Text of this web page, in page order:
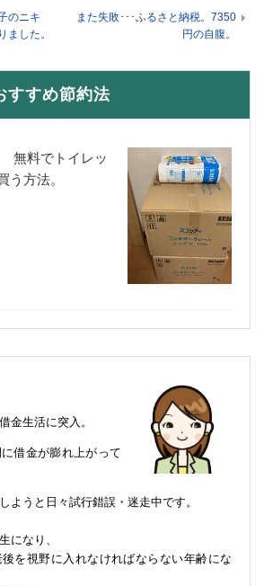
のニキ
ました。
また失敗･･･ふるさと納税。7350
円の自腹。
すめ節約法
無料でトイレッ
う方法。
金生活に突入。
借金が膨れ上がって
ようと日々試行錯誤・迷走中です。
になり、
を視野に入れなければならない年齢にな